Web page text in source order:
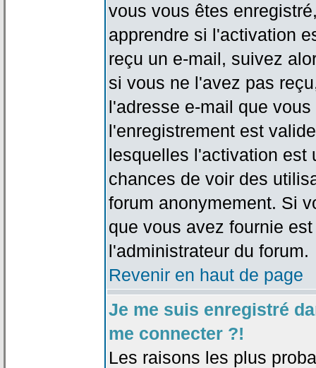
vous vous êtes
apprendre si l'activation
reçu un e-mail, suivez
si vous ne l'avez pas
l'adresse e-mail que
l'enregistrement est
lesquelles l'activation est
chances de voir des
forum anonymement. Si
que vous avez fournie
l'administrateur du forum.
Revenir en haut de page
Je me suis enregistré
me connecter ?!
Les raisons les plus